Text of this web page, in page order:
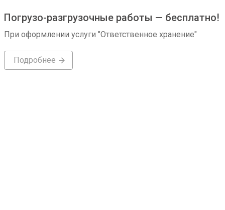
Погрузо-разгрузочные работы — бесплатно!
При оформлении услуги "Ответственное хранение"
Подробнее